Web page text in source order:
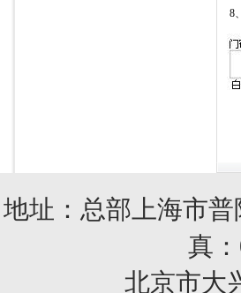
8、
地址：总部上海市
真：
北京市大兴